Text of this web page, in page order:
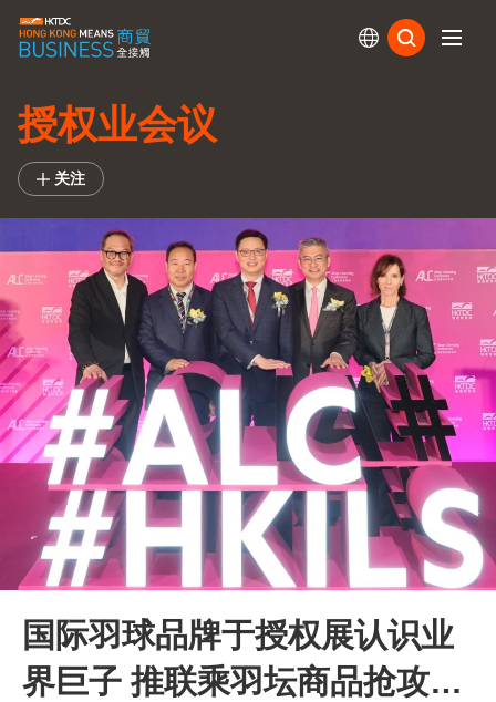
授权业会议
关注
国际羽球品牌于授权展认识业
界巨子 推联乘羽坛商品抢攻亚